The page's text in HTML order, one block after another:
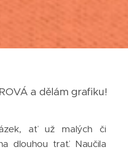
a dělám grafiku!
ať už malých či
dlouhou trať. Naučila